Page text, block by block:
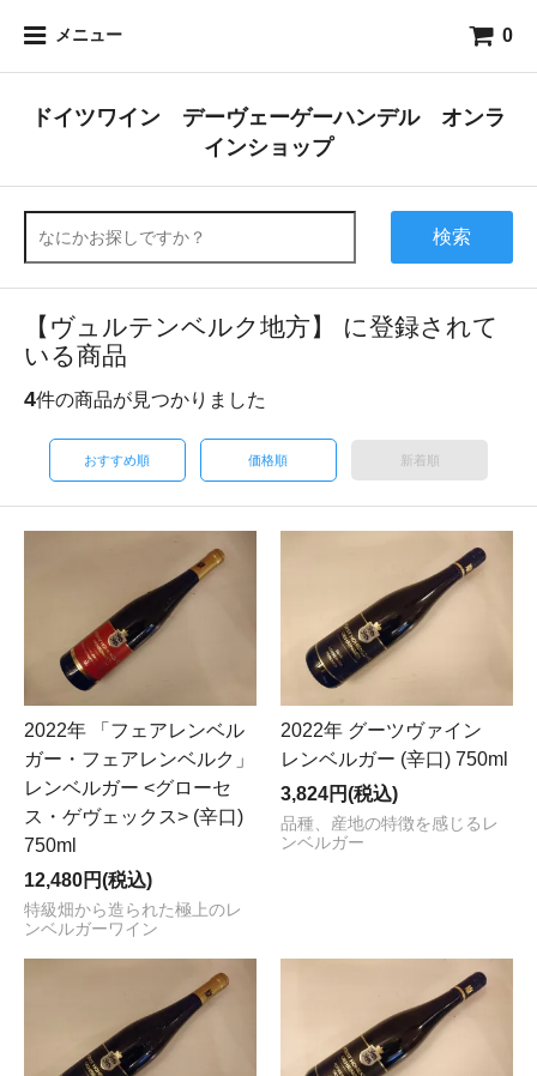
メニュー 0
ドイツワイン デーヴェーゲーハンデル オンラ
インショップ
検索
【ヴュルテンベルク地方】 に登録されて
いる商品
4件の商品が見つかりました
おすすめ順 価格順 新着順
2022年 「フェアレンベル
ガー・フェアレンベルク」
レンベルガー <グローセ
ス・ゲヴェックス> (辛口)
750ml
12,480円(税込)
特級畑から造られた極上のレ
ンベルガーワイン
2022年 グーツヴァイン
レンベルガー (辛口) 750ml
3,824円(税込)
品種、産地の特徴を感じるレ
ンベルガー